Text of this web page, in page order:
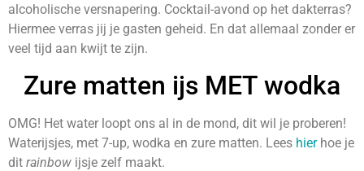
alcoholische versnapering. Cocktail-avond op het dakterras?
Hiermee verras jij je gasten geheid. En dat allemaal zonder er
veel tijd aan kwijt te zijn.
Zure matten ijs MET wodka
OMG! Het water loopt ons al in de mond, dit wil je proberen!
Waterijsjes, met 7-up, wodka en zure matten. Lees hierhoe je
dit rainbow ijsje zelf maakt.